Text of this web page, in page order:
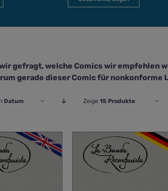
gefragt, welche Comics wir empfehlen
gerade dieser Comic für nonkonforme
Datum Zeige 15 Produkte